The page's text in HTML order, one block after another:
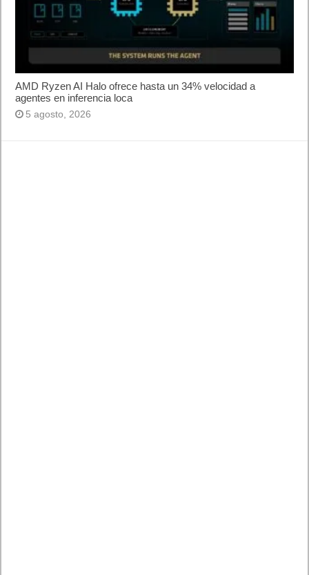
AMD Ryzen AI Halo ofrece hasta un 34% velocidad a
agentes en inferencia loca
5 agosto, 2026